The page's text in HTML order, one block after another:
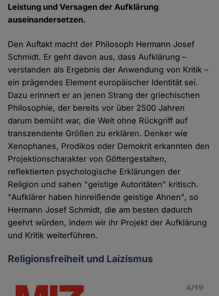
Leistung und Versagen der Aufklärung
auseinandersetzen.
Den Auftakt macht der Philosoph Hermann Josef
Schmidt. Er geht davon aus, dass Aufklärung –
verstanden als Ergebnis der Anwendung von Kritik –
ein prägendes Element europäischer Identität sei.
Dazu erinnert er an jenen Strang der griechischen
Philosophie, der bereits vor über 2500 Jahren
darum bemüht war, die Welt ohne Rückgriff auf
transzendente Größen zu erklären. Denker wie
Xenophanes, Prodikos oder Demokrit erkannten den
Projektionscharakter von Göttergestalten,
reflektierten psychologische Erklärungen der
Religion und sahen "geistige Autoritäten" kritisch.
"Aufklärer haben hinreißende geistige Ahnen", so
Hermann Josef Schmidt, die am besten dadurch
geehrt würden, indem wir ihr Projekt der Aufklärung
und Kritik weiterführen.
Religionsfreiheit und Laizismus